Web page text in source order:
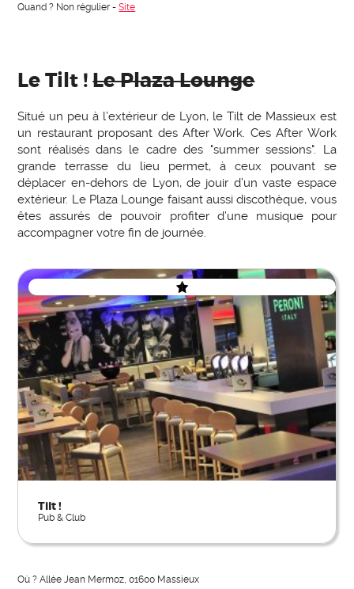
Quand ? Non régulier -Site
Le Tilt !Le Plaza Lounge
Situé un peu à l’extérieur de Lyon, le Tilt de Massieux est
un restaurant proposant des After Work. Ces After Work
sont réalisés dans le cadre des "summer sessions". La
grande terrasse du lieu permet, à ceux pouvant se
déplacer en-dehors de Lyon, de jouir d’un vaste espace
extérieur. Le Plaza Lounge faisant aussi discothèque, vous
êtes assurés de pouvoir profiter d’une musique pour
accompagner votre fin de journée.
Tilt !
Pub & Club
Où ? Allée Jean Mermoz, 01600 Massieux